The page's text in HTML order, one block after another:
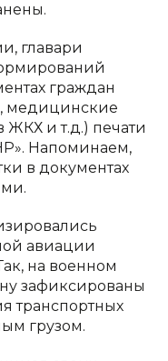
главари
граждан
медицинские
ЖКХ и т.д.) печати
Напоминаем,
в документах
авиации
на военном
зафиксированы
транспортных
грузом.